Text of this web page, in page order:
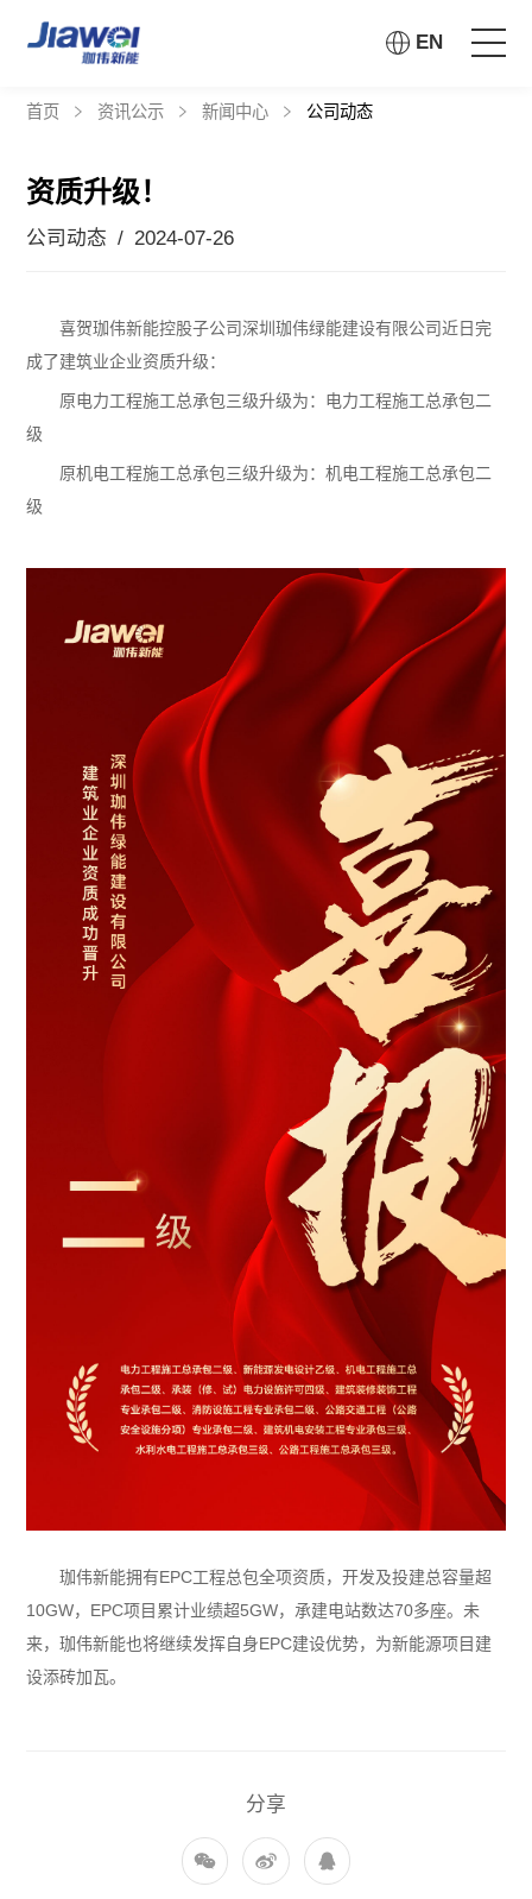
首页
走进珈伟
投资者关系
社会责任
资讯公示
联系我们
EN
首页 资讯公示 新闻中心 公司动态
资质升级！
公司动态 / 2024-07-26
喜贺珈伟新能控股子公司深圳珈伟绿能建设有限公司近日完
成了建筑业企业资质升级：
原电力工程施工总承包三级升级为：电力工程施工总承包二
级
原机电工程施工总承包三级升级为：机电工程施工总承包二
级
珈伟新能拥有EPC工程总包全项资质，开发及投建总容量超
10GW，EPC项目累计业绩超5GW，承建电站数达70多座。未
来，珈伟新能也将继续发挥自身EPC建设优势，为新能源项目建
设添砖加瓦。
分享